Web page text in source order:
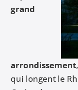
grand
arrondissement
qui longent le